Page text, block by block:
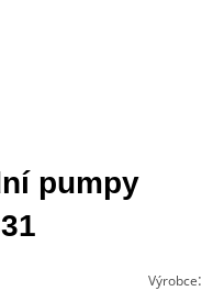
pumpy
Výrobce: